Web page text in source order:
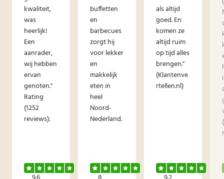
kwaliteit,
was
heerlijk!
Een
aanrader,
wij hebben
ervan
genoten."
Rating
(1252
reviews):
buffetten
en
barbecues
zorgt hij
voor lekker
en
makkelijk
eten in
heel
Noord-
Nederland.
als altijd
goed. En
komen ze
altijd ruim
op tijd alles
brengen."
(Klantenve
rtellen.nl)